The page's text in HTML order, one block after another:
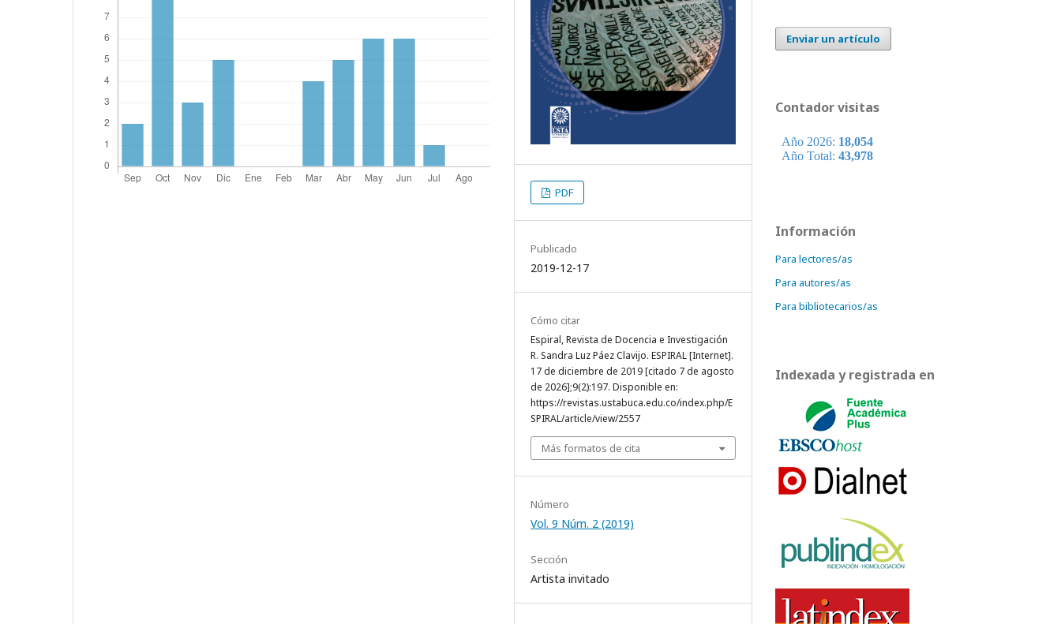
PDF
Publicado
2019-12-17
Cómo citar
Espiral, Revista de Docencia e Investigación
R. Sandra Luz Páez Clavijo. ESPIRAL [Internet].
17 de diciembre de 2019 [citado 7 de agosto
de 2026];9(2):197. Disponible en:
https://revistas.ustabuca.edu.co/index.php/E
SPIRAL/article/view/2557
Más formatos de cita
Número
Vol. 9 Núm. 2 (2019)
Sección
Artista invitado
Enviar un artículo
Contador visitas
Información
Para lectores/as
Para autores/as
Para bibliotecarios/as
Indexada y registrada en